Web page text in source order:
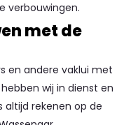
verbouwingen.
met de
en andere vaklui met
wij in dienst en
altijd rekenen op de